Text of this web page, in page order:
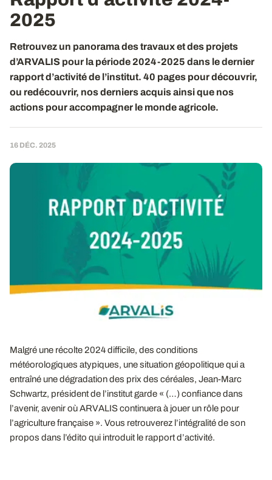
2025
Retrouvez un panorama des travaux et des projets
d’ARVALIS pour la période 2024-2025 dans le dernier
rapport d’activité de l’institut. 40 pages pour découvrir,
ou redécouvrir, nos derniers acquis ainsi que nos
actions pour accompagner le monde agricole.
16 DÉC. 2025
Malgré une récolte 2024 difficile, des conditions
météorologiques atypiques, une situation géopolitique qui a
entraîné une dégradation des prix des céréales, Jean-Marc
Schwartz, président de l’institut garde « (…) confiance dans
l’avenir, avenir où ARVALIS continuera à jouer un rôle pour
l’agriculture française ». Vous retrouverez l’intégralité de son
propos dans l’édito qui introduit le rapport d’activité.